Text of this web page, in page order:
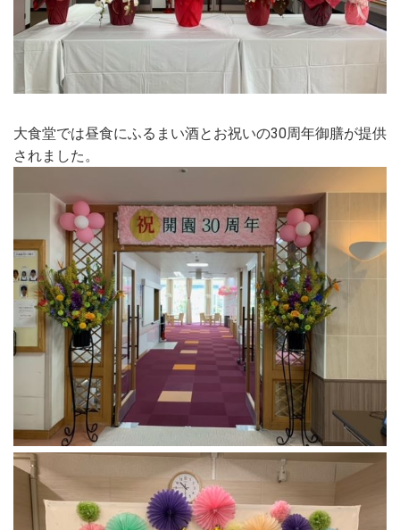
大食堂では昼食にふるまい酒とお祝いの30周年御膳が提供
されました。